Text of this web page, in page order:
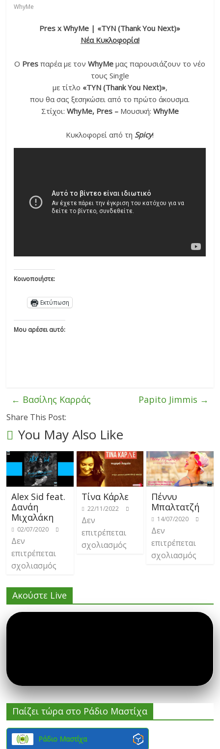
WhyMe
Pres x WhyMe | «TYN (Thank You Next)»
Νέα Κυκλοφορία!
O Pres παρέα με τονWhyΜe μας παρουσιάζουν το νέο
τους Single
με τίτλο «TYN (Thank You Next)»,
που θα σας ξεσηκώσει από το πρώτο άκουσμα.
Στίχοι: WhyMe, Pres – Μουσική: WhyMe
Κυκλοφορεί από τη Spicy!
Κοινοποιήστε:
Εκτύπωση
Μου αρέσει αυτό:
← Βασίλης Καρράς Papito Jimmis →
Share This Post:
You May Also Like
Alex Sid feat.
Δανάη
Μιχαλάκη
02/07/2020
Δεν
επιτρέπεται
σχολιασμός
Τίνα Κάρλε
22/11/2022
Δεν
επιτρέπεται
σχολιασμός
Πέννυ
Μπαλτατζή
14/07/2020
Δεν
επιτρέπεται
σχολιασμός
Ακούστε Live
Παίζει τώρα στο Ράδιο Μαστίχα
Ράδιο Μαστίχα